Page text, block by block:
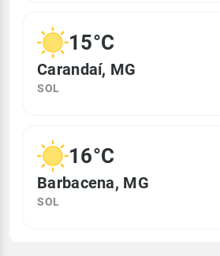
15°C
Carandaí, MG
SOL
16°C
Barbacena, MG
SOL